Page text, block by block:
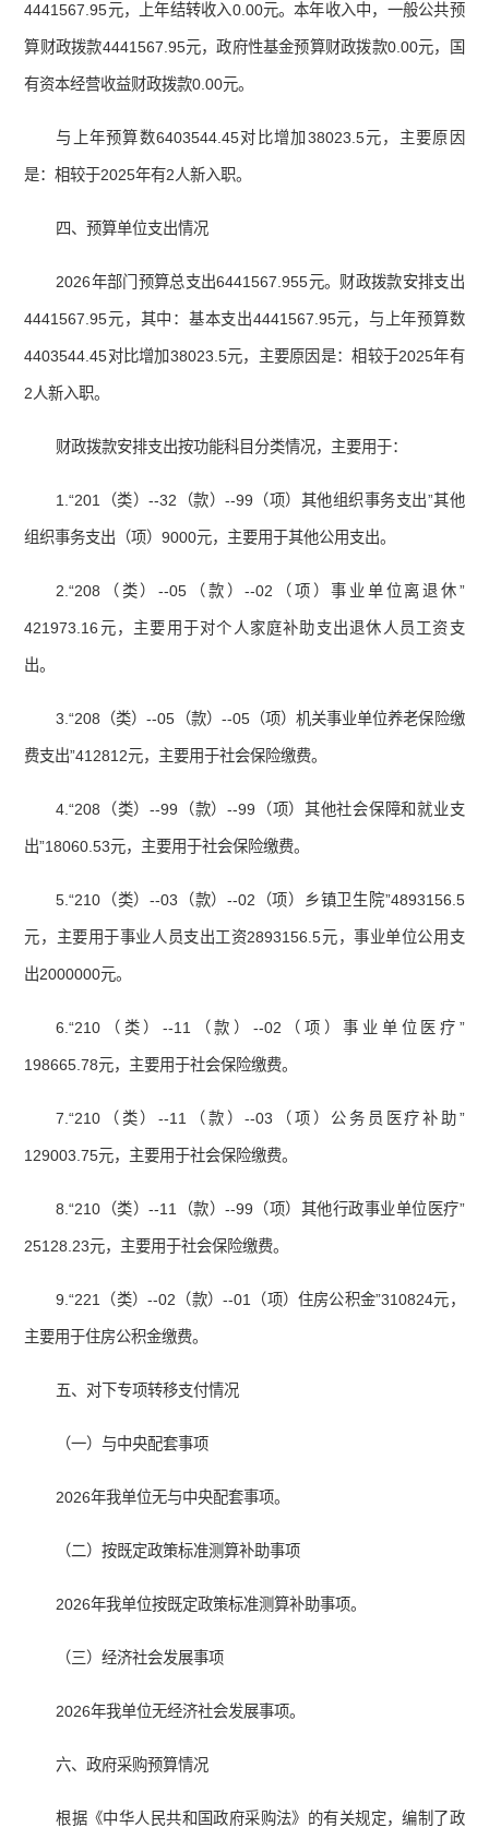
4441567.95元，上年结转收入0.00元。本年收入中，一般公共预
算财政拨款4441567.95元，政府性基金预算财政拨款0.00元，国
有资本经营收益财政拨款0.00元。
与上年预算数6403544.45对比增加38023.5元，主要原因
是：相较于2025年有2人新入职。
四、预算单位支出情况
2026年部门预算总支出6441567.955元。财政拨款安排支出
4441567.95元，其中：基本支出4441567.95元，与上年预算数
4403544.45对比增加38023.5元，主要原因是：相较于2025年有
2人新入职。
财政拨款安排支出按功能科目分类情况，主要用于：
1.“201（类）--32（款）--99（项）其他组织事务支出”其他
组织事务支出（项）9000元，主要用于其他公用支出。
2.“208（类）--05（款）--02（项）事业单位离退休”
421973.16元，主要用于对个人家庭补助支出退休人员工资支
出。
3.“208（类）--05（款）--05（项）机关事业单位养老保险缴
费支出”412812元，主要用于社会保险缴费。
4.“208（类）--99（款）--99（项）其他社会保障和就业支
出”18060.53元，主要用于社会保险缴费。
5.“210（类）--03（款）--02（项）乡镇卫生院”4893156.5
元，主要用于事业人员支出工资2893156.5元，事业单位公用支
出2000000元。
6.“210（类）--11（款）--02（项）事业单位医疗”
198665.78元，主要用于社会保险缴费。
7.“210（类）--11（款）--03（项）公务员医疗补助”
129003.75元，主要用于社会保险缴费。
8.“210（类）--11（款）--99（项）其他行政事业单位医疗”
25128.23元，主要用于社会保险缴费。
9.“221（类）--02（款）--01（项）住房公积金”310824元，
主要用于住房公积金缴费。
五、对下专项转移支付情况
（一）与中央配套事项
2026年我单位无与中央配套事项。
（二）按既定政策标准测算补助事项
2026年我单位按既定政策标准测算补助事项。
（三）经济社会发展事项
2026年我单位无经济社会发展事项。
六、政府采购预算情况
根据《中华人民共和国政府采购法》的有关规定，编制了政